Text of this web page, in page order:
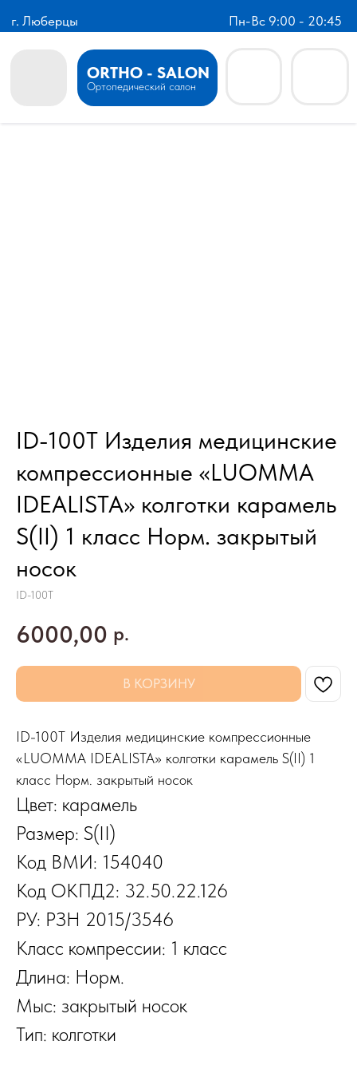
г. Люберцы Пн-Вс 9:00 - 20:45
ORTHO - SALON
Ортопедический салон
ID-100T Изделия медицинские
компрессионные «LUOMMA
IDEALISTA» колготки карамель
S(II) 1 класс Норм. закрытый
носок
ID-100T
6000,00 р.
В КОРЗИНУ
ID-100T Изделия медицинские компрессионные
«LUOMMA IDEALISTA» колготки карамель S(II) 1
класс Норм. закрытый носок
Цвет: карамель
Размер: S(II)
Код ВМИ: 154040
Код ОКПД2: 32.50.22.126
РУ: РЗН 2015/3546
Класс компрессии: 1 класс
Длина: Норм.
Мыс: закрытый носок
Тип: колготки